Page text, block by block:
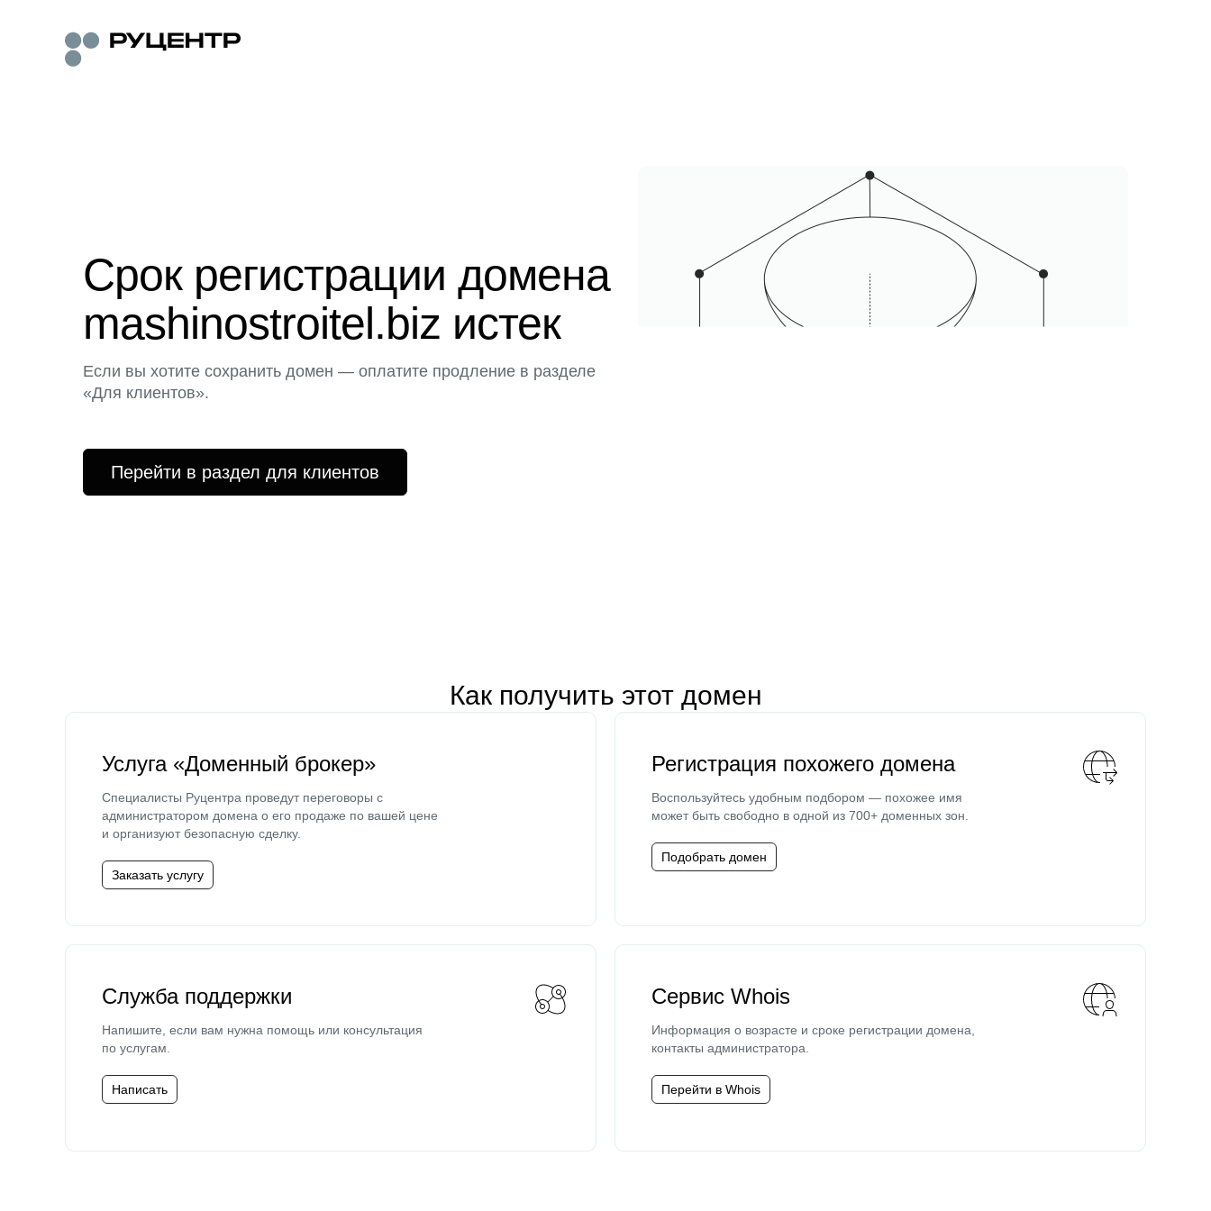
Срок регистрации домена
mashinostroitel.biz истек
Если вы хотите сохранить домен — оплатите продление в разделе
«Для клиентов».
Перейти в раздел для клиентов
Как получить этот домен
Услуга «Доменный брокер»
Специалисты Руцентра проведут переговоры с
администратором домена о его продаже по вашей цене
и организуют безопасную сделку.
Заказать услугу
Регистрация похожего домена
Воспользуйтесь удобным подбором — похожее имя
может быть свободно в одной из 700+ доменных зон.
Подобрать домен
Служба поддержки
Напишите, если вам нужна помощь или консультация
по услугам.
Написать
Сервис Whois
Информация о возрасте и сроке регистрации домена,
контакты администратора.
Перейти в Whois